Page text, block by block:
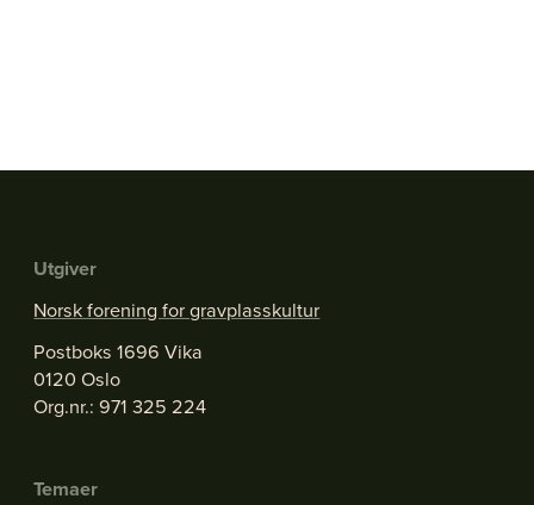
Utgiver
Norsk forening for gravplasskultur
Postboks 1696 Vika
0120 Oslo
Org.nr.: 971 325 224
Temaer